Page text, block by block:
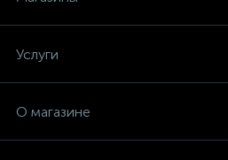
Услуги
О магазине